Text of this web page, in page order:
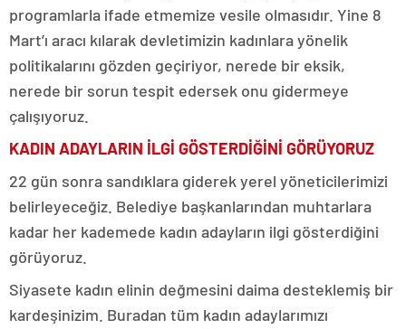
programlarla ifade etmemize vesile olmasıdır. Yine 8
Mart’ı aracı kılarak devletimizin kadınlara yönelik
politikalarını gözden geçiriyor, nerede bir eksik,
nerede bir sorun tespit edersek onu gidermeye
çalışıyoruz.
KADIN ADAYLARIN İLGİ GÖSTERDİĞİNİ GÖRÜYORUZ
22 gün sonra sandıklara giderek yerel yöneticilerimizi
belirleyeceğiz. Belediye başkanlarından muhtarlara
kadar her kademede kadın adayların ilgi gösterdiğini
görüyoruz.
Siyasete kadın elinin değmesini daima desteklemiş bir
kardeşinizim. Buradan tüm kadın adaylarımızı